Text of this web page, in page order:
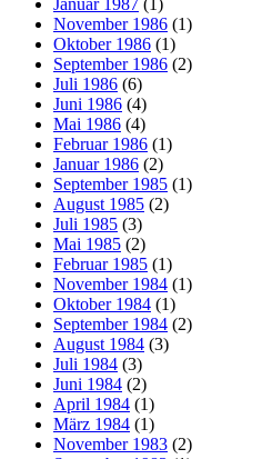
November 1986 (1)
Oktober 1986 (1)
September 1986 (2)
Juli 1986 (6)
Juni 1986 (4)
Mai 1986 (4)
Februar 1986 (1)
Januar 1986 (2)
September 1985 (1)
August 1985 (2)
Juli 1985 (3)
Mai 1985 (2)
Februar 1985 (1)
November 1984 (1)
Oktober 1984 (1)
September 1984 (2)
August 1984 (3)
Juli 1984 (3)
Juni 1984 (2)
April 1984 (1)
März 1984 (1)
November 1983 (2)